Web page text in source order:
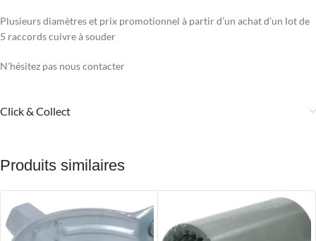
Plusieurs diamètres et prix promotionnel à partir d’un achat d’un lot de
5 raccords cuivre à souder
N’hésitez pas nous contacter
Click & Collect
Produits similaires